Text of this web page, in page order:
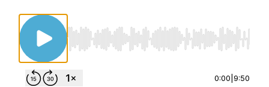
Use Left/Right to seek, Home/End to jump
0:00 9:50